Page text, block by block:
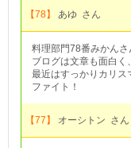
【78】 あゆ さん
料理部門78番みかんさ
ブログは文章も面白く
最近はすっかりカリ
ファイト！
【77】 オーシトン さん